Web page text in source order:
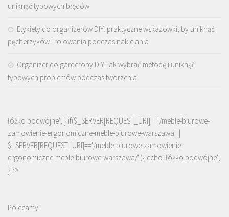
uniknąć typowych błędów
Etykiety do organizerów DIY: praktyczne wskazówki, by uniknąć
pęcherzyków i rolowania podczas naklejania
Organizer do garderoby DIY: jak wybrać metodę i uniknąć
typowych problemów podczas tworzenia
łóżko podwójne'; } if($_SERVER[REQUEST_URI]=='/meble-biurowe-
zamowienie-ergonomiczne-meble-biurowe-warszawa' ||
$_SERVER[REQUEST_URI]=='/meble-biurowe-zamowienie-
ergonomiczne-meble-biurowe-warszawa/' ){ echo 'łóżko podwójne';
} ?>
Polecamy: